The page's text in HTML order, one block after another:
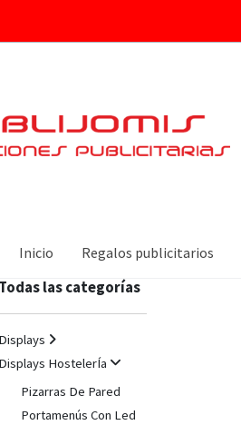
Inicio Regalos publicitarios
Todas las categorías
Displays
Displays HostelerÍa
Pizarras De Pared
Portamenús Con Led